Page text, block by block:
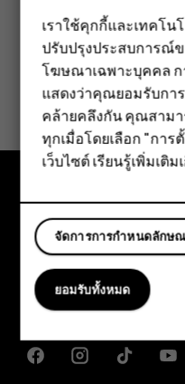
สมาร์ทโฟน
ฟีเจอร์โฟน
อุปกรณ์เสริม
แท็บเล็ต
ข้อมูลนี้มีประโยชน์กั
ใช่ ไม่
สำรวจ
เกี่ยวกับ
Planet and people
FacebookInstagramTiktok
เราใช้คุกกี้และเทคโน
ปรับปรุงประสบการณ์
โฆษณาเฉพาะบุคคล
แสดงว่าคุณยอมรับกา
คล้ายคลึงกัน คุณสามา
ทุกเมื่อโดยเลือก "กา
เว็บไซต์ เรียนรู้เพิ่มเติม
จัดการการกำหนดลักษ
ยอมรับทั้งหมด